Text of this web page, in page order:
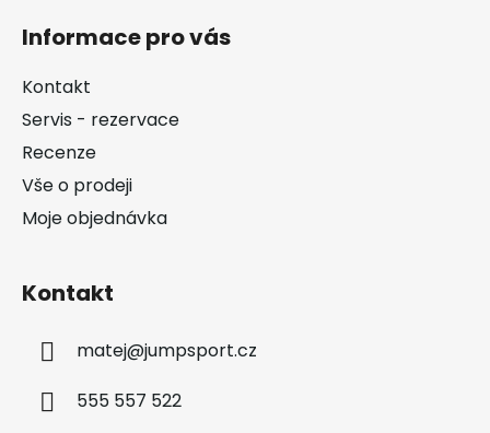
Informace pro vás
Kontakt
Servis - rezervace
Recenze
Vše o prodeji
Moje objednávka
Kontakt
matej@jumpsport.cz
555 557 522